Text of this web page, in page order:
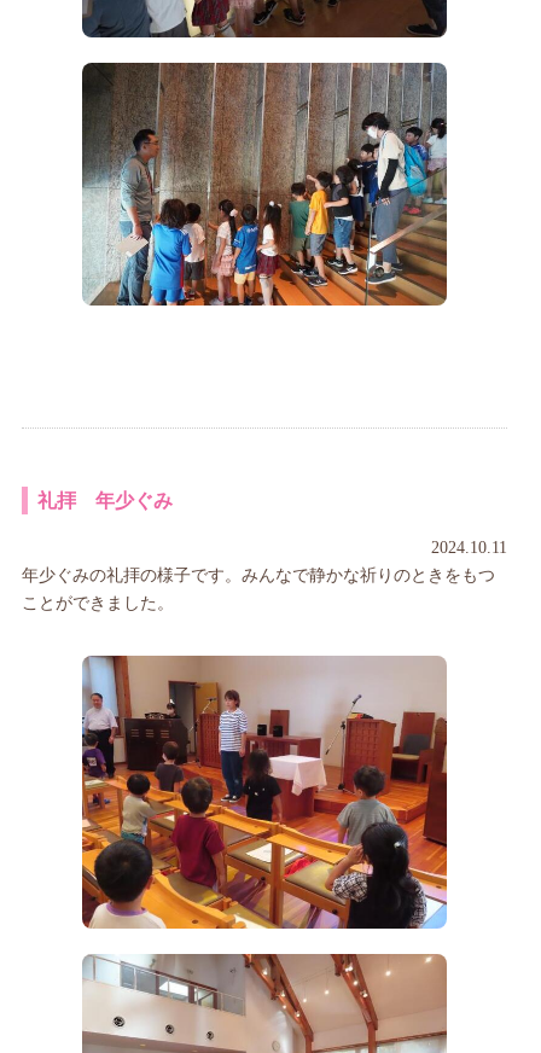
礼拝 年少ぐみ
2024.10.11
年少ぐみの礼拝の様子です。みんなで静かな祈りのときをもつ
ことができました。